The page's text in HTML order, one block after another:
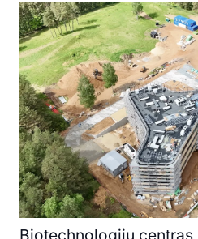
Biotechnologijų centras